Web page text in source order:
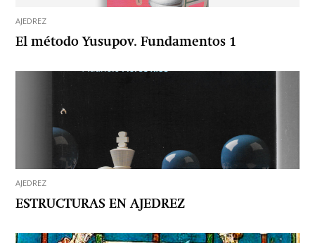
AJEDREZ
El método Yusupov. Fundamentos 1
AJEDREZ
ESTRUCTURAS EN AJEDREZ